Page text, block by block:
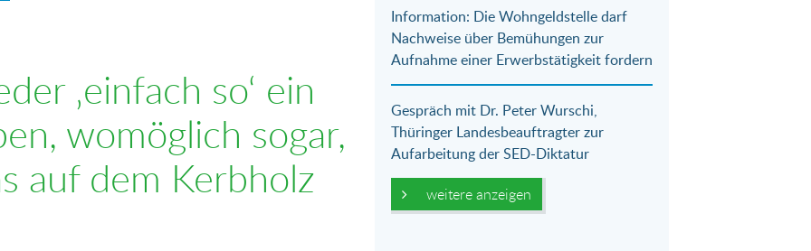
‚einfach so‘ ein
womöglich sogar,
auf dem Kerbholz
Information: Die Wohngeldstelle darf
Nachweise über Bemühungen zur
Aufnahme einer Erwerbstätigkeit fordern
Gespräch mit Dr. Peter Wurschi,
Thüringer Landesbeauftragter zur
Aufarbeitung der SED-Diktatur
weitere anzeigen